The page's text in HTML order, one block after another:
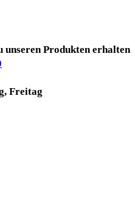
unseren Produkten erhalten
Freitag